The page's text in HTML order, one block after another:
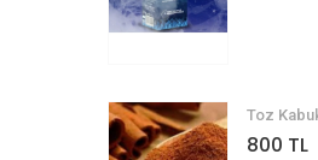
Toz
800 TL